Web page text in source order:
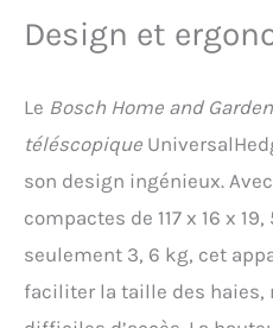
Design et
Le Bosch Home and
téléscopique
son design ingénieux.
compactes de 117 x 16 x
seulement 3, 6 kg, cet
faciliter la taille des haies,